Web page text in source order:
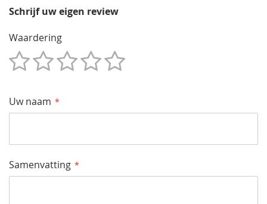
Schrijf uw eigen review
Waardering
Uw naam
Samenvatting